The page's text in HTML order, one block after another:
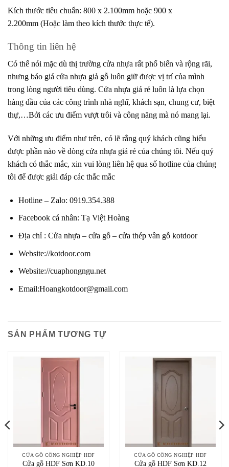
Kích thước tiêu chuẩn: 800 x 2.100mm hoặc 900 x
2.200mm (Hoặc làm theo kích thước thực tế).
Thông tin liên hệ
Có thể nói mặc dù thị trường cửa nhựa rất phổ biến và rộng rãi,
nhưng báo giá cửa nhựa giả gỗ luôn giữ được vị trí của mình
trong lòng người tiêu dùng. Cửa nhựa giá rẻ luôn là lựa chọn
hàng đầu của các công trình nhà nghĩ, khách sạn, chung cư, biệt
thự,…Bởi các ưu điểm vượt trôi và công năng mà nó mang lại.
Với những ưu điểm như trên, có lẽ rằng quý khách cũng hiểu
được phần nào về dòng cửa nhựa giá rẻ của chúng tôi. Nếu quý
khách có thắc mắc, xin vui lòng liên hệ qua số hotline của chúng
tôi để được giải đáp các thắc mắc
Hotline – Zalo: 0919.354.388
Facebook cá nhân: Tạ Việt Hoàng
Địa chỉ : Cửa nhựa – cửa gỗ – cửa thép vân gỗ kotdoor
Website://kotdoor.com
Website://cuaphongngu.net
Email:Hoangkotdoor@gmail.com
SẢN PHẨM TƯƠNG TỰ
CỬA GỖ CÔNG NGHIỆP HDF
Cửa gỗ HDF Sơn KD.10
CỬA GỖ CÔNG NGHIỆP HDF
Cửa gỗ HDF Sơn KD.12